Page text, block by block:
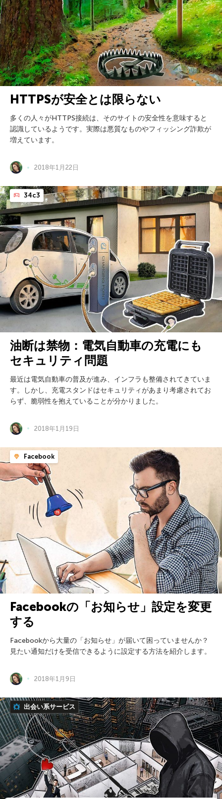
HTTPSが安全とは限らない
多くの人々がHTTPS接続は、そのサイトの安全性を意味すると
認識しているようです。実際は悪質なものやフィッシング詐欺が
増えています。
2018年1月22日
34c3
油断は禁物：電気自動車の充電にも
セキュリティ問題
最近は電気自動車の普及が進み、インフラも整備されてきていま
す。しかし、充電スタンドはセキュリティがあまり考慮されてお
らず、脆弱性を抱えていることが分かりました。
2018年1月19日
Facebook
Facebookの「お知らせ」設定を変更
する
Facebookから大量の「お知らせ」が届いて困っていませんか？
見たい通知だけを受信できるように設定する方法を紹介します。
2018年1月9日
出会い系サービス